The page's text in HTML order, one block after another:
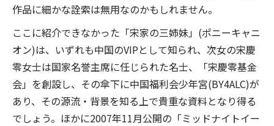
作品に細かな詮索は無用なのかもしれません。
ここに紹介できなかった「宋家の三姉妹」(ポニーキャニ
オン)は、いずれも中国のVIPとして知られ、次女の宋慶
零女士は国家名誉主席に任じられた名士、「宋慶零基金
会」を創設し、その傘下に中国福利会少年宮(BY4ALC)が
あり、その源流・背景を知る上で貴重な資料となり得る
でしょう。ほかに2007年11月公開の「ミッドナイトイー